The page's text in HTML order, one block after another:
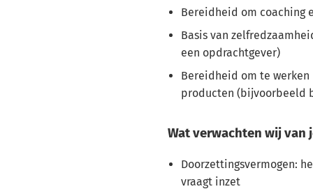
Bereidheid om coaching
Basis van
een opdrachtgever)
Bereidheid om te
producten (bijvoorbeeld
Wat verwachten wij van
Doorzettingsvermogen:
vraagt inzet